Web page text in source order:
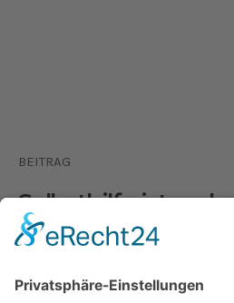
BEITRAG
Selbsthilfe ist
Stuhlkreis – Die
sich vor